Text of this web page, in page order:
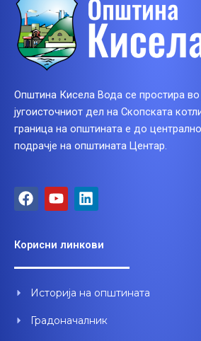
Општина Кисела Вода се простира во
југоисточниот дел на Скопската
граница на општината е до
подрачје на општината Центар.
F
a
b
o
k
Y
o
u
b
L
i
e
d
n
Корисни линкови
Историја на општината
Градоначалник